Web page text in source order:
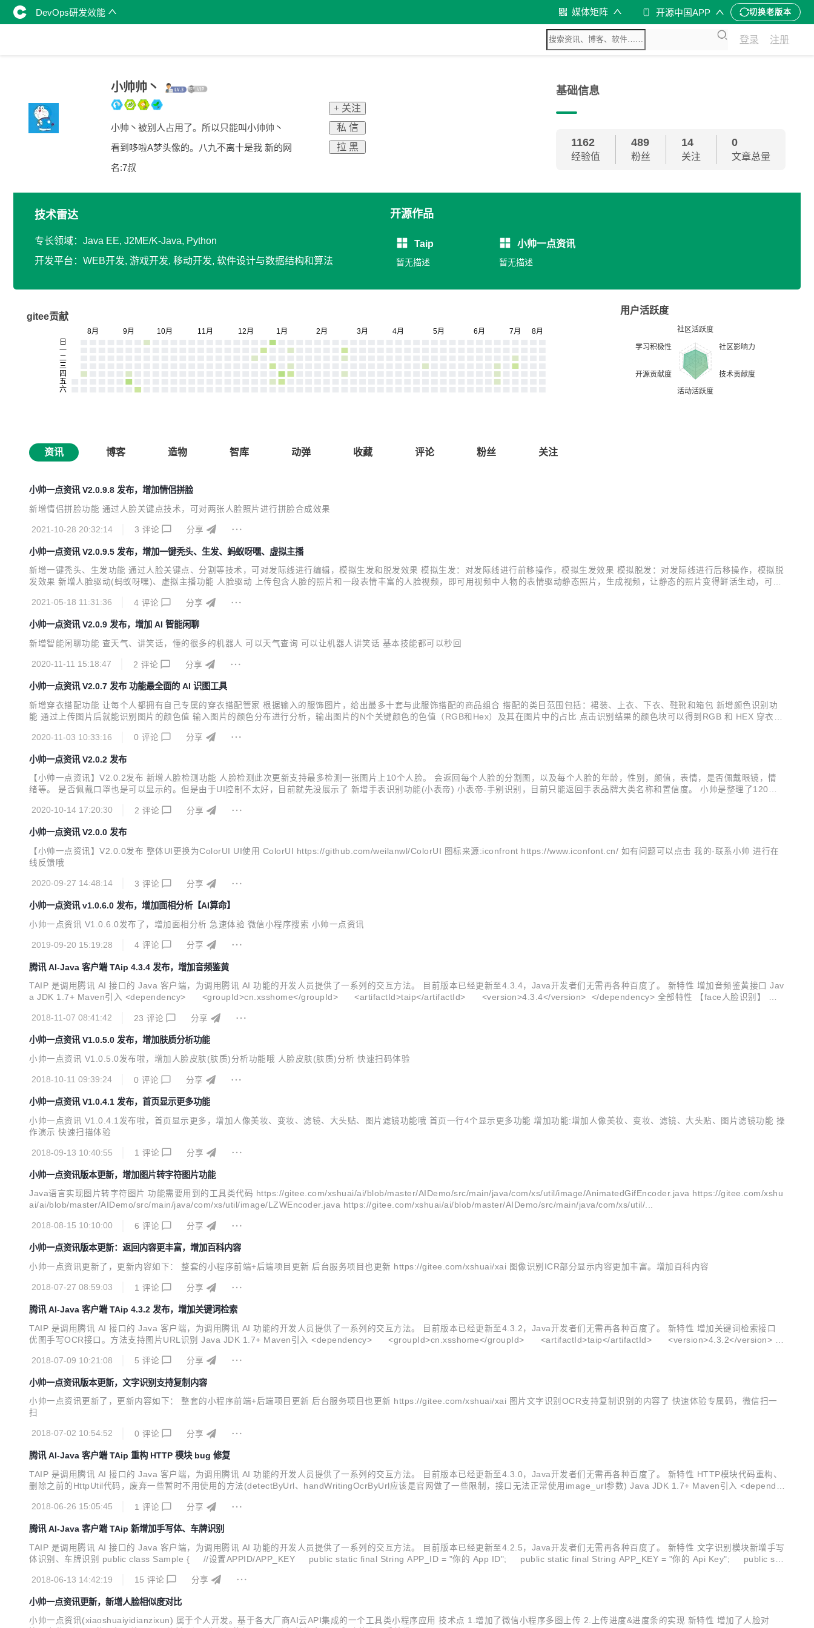
DevOps研发效能 媒体矩阵 开源中国APP 切换老版本
登录 注册
小帅帅丶
小帅丶被别人占用了。所以只能叫小帅帅丶
看到哆啦A梦头像的。八九不离十是我 新的网
名:7叔
+ 关注
私 信
拉 黑
基础信息
1162
经验值
489
粉丝
14
关注
0
文章总量
技术雷达
专长领域：Java EE, J2ME/K-Java, Python
开发平台：WEB开发, 游戏开发, 移动开发, 软件设计与数据结构和算法
开源作品
Taip
暂无描述
小帅一点资讯
暂无描述
gitee贡献
用户活跃度
资讯 博客 造物 智库 动弹 收藏 评论 粉丝 关注
小帅一点资讯 V2.0.9.8 发布，增加情侣拼脸
新增情侣拼脸功能 通过人脸关键点技术，可对两张人脸照片进行拼脸合成效果
2021-10-28 20:32:14 3 评论 分享
小帅一点资讯 V2.0.9.5 发布，增加一键秃头、生发、蚂蚁呀嘿、虚拟主播
新增一键秃头、生发功能 通过人脸关键点、分割等技术，可对发际线进行编辑，模拟生发和脱发效果 模拟生发：对发际线进行前移操作，模拟生发效果 模拟脱发：对发际线进行后移操作，模拟脱
发效果 新增人脸驱动(蚂蚁呀嘿)、虚拟主播功能 人脸驱动 上传包含人脸的照片和一段表情丰富的人脸视频，即可用视频中人物的表情驱动静态照片，生成视频，让静态的照片变得鲜活生动，可用
拟主播播报视频，口型适配度高、动作表情丰富，大幅提升内容生产效率 表...
2021-05-18 11:31:36 4 评论 分享
小帅一点资讯 V2.0.9 发布，增加 AI 智能闲聊
新增智能闲聊功能 查天气、讲笑话，懂的很多的机器人 可以天气查询 可以让机器人讲笑话 基本技能都可以秒回
2020-11-11 15:18:47 2 评论 分享
小帅一点资讯 V2.0.7 发布 功能最全面的 AI 识图工具
新增穿衣搭配功能 让每个人都拥有自己专属的穿衣搭配管家 根据输入的服饰图片，给出最多十套与此服饰搭配的商品组合 搭配的类目范围包括：裙装、上衣、下衣、鞋靴和箱包 新增颜色识别功
能 通过上传图片后就能识别图片的颜色值 输入图片的颜色分布进行分析，输出图片的N个关键颜色的色值（RGB和Hex）及其在图片中的占比 点击识别结果的颜色块可以得到RGB 和 HEX 穿衣搭
2020-11-03 10:33:16
0 评论 分享
小帅一点资讯 V2.0.2 发布
【小帅一点资讯】V2.0.2发布 新增人脸检测功能 人脸检测此次更新支持最多检测一张图片上10个人脸。 会返回每个人脸的分割图，以及每个人脸的年龄，性别，颜值，表情，是否佩戴眼镜，情
绪等。 是否佩戴口罩也是可以显示的。但是由于UI控制不太好，目前就先没展示了 新增手表识别功能(小表帝) 小表帝-手别识别，目前只能返回手表品牌大类名称和置信度。 小帅是整理了120个
2020-10-14 17:20:30
2 评论 分享
小帅一点资讯 V2.0.0 发布
【小帅一点资讯】V2.0.0发布 整体UI更换为ColorUI UI使用 ColorUI https://github.com/weilanwl/ColorUI 图标来源:iconfront https://www.iconfont.cn/ 如有问题可以点击 我的-联系小帅 进行在
线反馈哦
2020-09-27 14:48:14 3 评论 分享
小帅一点资讯 v1.0.6.0 发布，增加面相分析【AI算命】
小帅一点资讯 V1.0.6.0发布了，增加面相分析 急速体验 微信小程序搜索 小帅一点资讯
2019-09-20 15:19:28 4 评论 分享
腾讯 AI-Java 客户端 TAip 4.3.4 发布，增加音频鉴黄
TAIP 是调用腾讯 AI 接口的 Java 客户端，为调用腾讯 AI 功能的开发人员提供了一系列的交互方法。 目前版本已经更新至4.3.4，Java开发者们无需再各种百度了。 新特性 增加音频鉴黄接口 Jav
a JDK 1.7+ Maven引入 <dependency> <groupId>cn.xsshome</groupId> <artifactId>taip</artifactId> <version>4.3.4</version> </dependency> 全部特性 【face人脸识别】 人
2018-11-07 08:41:42
23 评论 分享
小帅一点资讯 V1.0.5.0 发布，增加肤质分析功能
小帅一点资讯 V1.0.5.0发布啦，增加人脸皮肤(肤质)分析功能哦 人脸皮肤(肤质)分析 快速扫码体验
2018-10-11 09:39:24 0 评论 分享
小帅一点资讯 V1.0.4.1 发布，首页显示更多功能
小帅一点资讯 V1.0.4.1发布啦，首页显示更多，增加人像美妆、变妆、滤镜、大头贴、图片滤镜功能哦 首页一行4个显示更多功能 增加功能:增加人像美妆、变妆、滤镜、大头贴、图片滤镜功能 操
作演示 快速扫描体验
2018-09-13 10:40:55 1 评论 分享
小帅一点资讯版本更新，增加图片转字符图片功能
Java语言实现图片转字符图片 功能需要用到的工具类代码 https://gitee.com/xshuai/ai/blob/master/AIDemo/src/main/java/com/xs/util/image/AnimatedGifEncoder.java https://gitee.com/xshu
ai/ai/blob/master/AIDemo/src/main/java/com/xs/util/image/LZWEncoder.java https://gitee.com/xshuai/ai/blob/master/AIDemo/src/main/java/com/xs/util/...
2018-08-15 10:10:00 6 评论 分享
小帅一点资讯版本更新：返回内容更丰富，增加百科内容
小帅一点资讯更新了，更新内容如下： 整套的小程序前端+后端项目更新 后台服务项目也更新 https://gitee.com/xshuai/xai 图像识别ICR部分显示内容更加丰富。增加百科内容
2018-07-27 08:59:03 1 评论 分享
腾讯 AI-Java 客户端 TAip 4.3.2 发布，增加关键词检索
TAIP 是调用腾讯 AI 接口的 Java 客户端，为调用腾讯 AI 功能的开发人员提供了一系列的交互方法。 目前版本已经更新至4.3.2，Java开发者们无需再各种百度了。 新特性 增加关键词检索接口
优图手写OCR接口。方法支持图片URL识别 Java JDK 1.7+ Maven引入 <dependency> <groupId>cn.xsshome</groupId> <artifactId>taip</artifactId> <version>4.3.2</version>
2018-07-09 10:21:08
5 评论 分享
小帅一点资讯版本更新，文字识别支持复制内容
小帅一点资讯更新了，更新内容如下： 整套的小程序前端+后端项目更新 后台服务项目也更新 https://gitee.com/xshuai/xai 图片文字识别OCR支持复制识别的内容了 快速体验专属码，微信扫一
扫
2018-07-02 10:54:52 0 评论 分享
腾讯 AI-Java 客户端 TAip 重构 HTTP 模块 bug 修复
TAIP 是调用腾讯 AI 接口的 Java 客户端，为调用腾讯 AI 功能的开发人员提供了一系列的交互方法。 目前版本已经更新至4.3.0，Java开发者们无需再各种百度了。 新特性 HTTP模块代码重构、
删除之前的HttpUtil代码，废弃一些暂时不用使用的方法(detectByUrl、handWritingOcrByUrl应该是官网做了一些限制，接口无法正常使用image_url参数) Java JDK 1.7+ Maven引入 <depende
2018-06-26 15:05:45
1 评论 分享
腾讯 AI-Java 客户端 TAip 新增加手写体、车牌识别
TAIP 是调用腾讯 AI 接口的 Java 客户端，为调用腾讯 AI 功能的开发人员提供了一系列的交互方法。 目前版本已经更新至4.2.5，Java开发者们无需再各种百度了。 新特性 文字识别模块新增手写
体识别、车牌识别 public class Sample { //设置APPID/APP_KEY public static final String APP_ID = "你的 App ID"; public static final String APP_KEY = "你的 Api Key"; public sta
2018-06-13 14:42:19
15 评论 分享
小帅一点资讯更新，新增人脸相似度对比
小帅一点资讯(xiaoshuaiyidianzixun) 属于个人开发。基于各大厂商AI云API集成的一个工具类小程序应用 技术点 1.增加了微信小程序多图上传 2.上传进度&进度条的实现 新特性 增加了人脸对